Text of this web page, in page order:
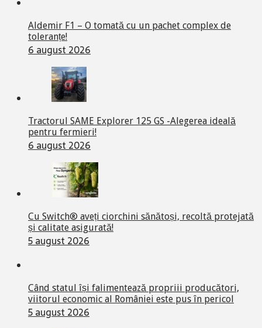
Aldemir F1 – O tomată cu un pachet complex de
toleranțe!
6 august 2026
Tractorul SAME Explorer 125 GS -Alegerea ideală
pentru fermieri!
6 august 2026
Cu Switch® aveți ciorchini sănătoși, recoltă protejată
și calitate asigurată!
5 august 2026
Când statul își falimentează propriii producători,
viitorul economic al României este pus în pericol
5 august 2026